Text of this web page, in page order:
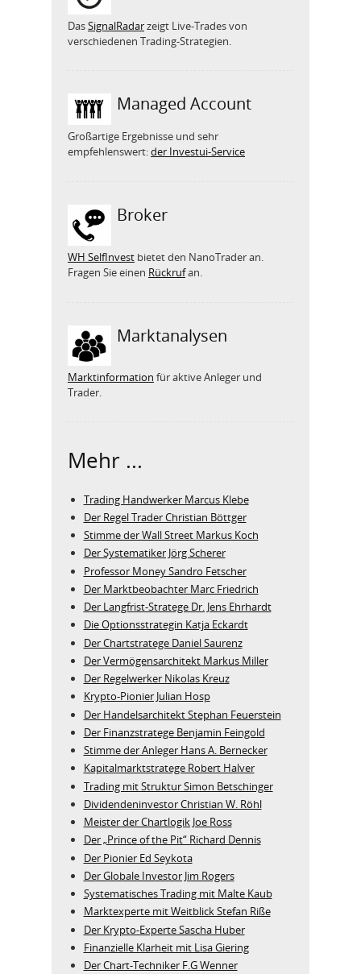
DasSignalRadarzeigt Live-Trades von
verschiedenen Trading-Strategien.
Managed Account
Großartige Ergebnisse und sehr
empfehlenswert:der Investui-Service
Broker
WH SelfInvest bietet den NanoTrader an.
Fragen Sie einen Rückrufan.
Marktanalysen
Marktinformation für aktive Anleger und
Trader.
Mehr ...
Trading Handwerker Marcus Klebe
Der Regel Trader Christian Böttger
Stimme der Wall Street Markus Koch
Der Systematiker Jörg Scherer
Professor Money Sandro Fetscher
Der Marktbeobachter Marc Friedrich
Der Langfrist-Stratege Dr. Jens Ehrhardt
Die Optionsstrategin Katja Eckardt
Der Chartstratege Daniel Saurenz
Der Vermögensarchitekt Markus Miller
Der Regelwerker Nikolas Kreuz
Krypto-Pionier Julian Hosp
Der Handelsarchitekt Stephan Feuerstein
Der Finanzstratege Benjamin Feingold
Stimme der Anleger Hans A. Bernecker
Kapitalmarktstratege Robert Halver
Trading mit Struktur Simon Betschinger
Dividendeninvestor Christian W. Röhl
Meister der Chartlogik Joe Ross
Der „Prince of the Pit“ Richard Dennis
Der Pionier Ed Seykota
Der Globale Investor Jim Rogers
Systematisches Trading mit Malte Kaub
Marktexperte mit Weitblick Stefan Riße
Der Krypto-Experte Sascha Huber
Finanzielle Klarheit mit Lisa Giering
Der Chart-Techniker F.G Wenner